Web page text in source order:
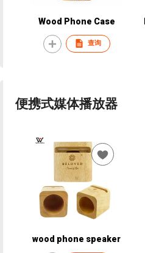
Wood Phone Case
查询
便携式媒体播放器
wood phone speaker